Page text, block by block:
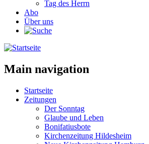
Tag des Herrn
Abo
Über uns
Main navigation
Startseite
Zeitungen
Der Sonntag
Glaube und Leben
Bonifatiusbote
Kirchenzeitung Hildesheim